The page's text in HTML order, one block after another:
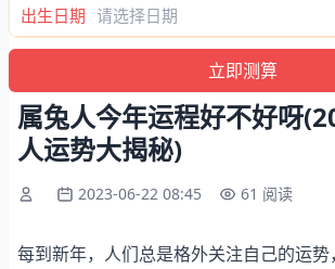
出生日期
属兔人今年运程好不好呀
人运势大揭秘)
2023-06-22 08:45 61 阅读
每到新年，人们总是格外关注自己的运